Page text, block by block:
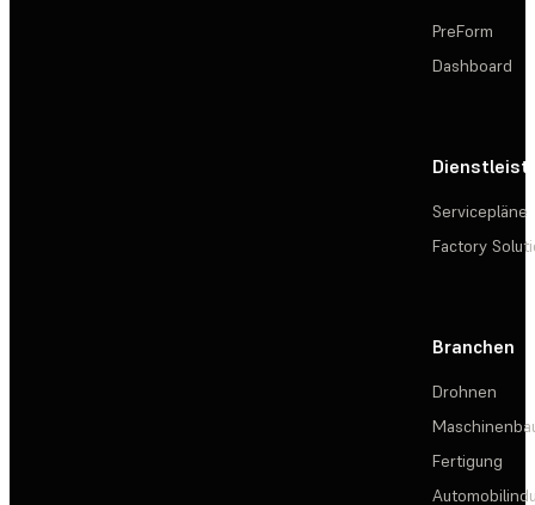
PreForm
Dashboard
Servicepläne
Factory
Branchen
Drohnen
Fertigung